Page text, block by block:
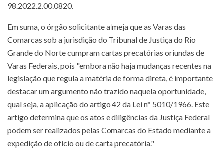
98.2022.2.00.0820.
Em suma, o órgão solicitante almeja que as Varas das
Comarcas sob a jurisdição do Tribunal de Justiça do Rio
Grande do Norte cumpram cartas precatórias oriundas de
Varas Federais, pois "embora não haja mudanças recentes na
legislação que regula a matéria de forma direta, é importante
destacar um argumento não trazido naquela oportunidade,
qual seja, a aplicação do artigo 42 da Lei n° 5010/1966. Este
artigo determina que os atos e diligências da Justiça Federal
podem ser realizados pelas Comarcas do Estado mediante a
expedição de ofício ou de carta precatória."